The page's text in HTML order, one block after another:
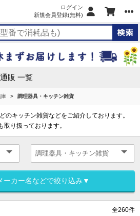
ログイン
新規会員登録(無料)
販 一覧
庫 調理器具・キッチン雑貨
のキッチン雑貨などをご紹介しております。
り扱っております。
ーカー名などで絞り込み▼
全260件